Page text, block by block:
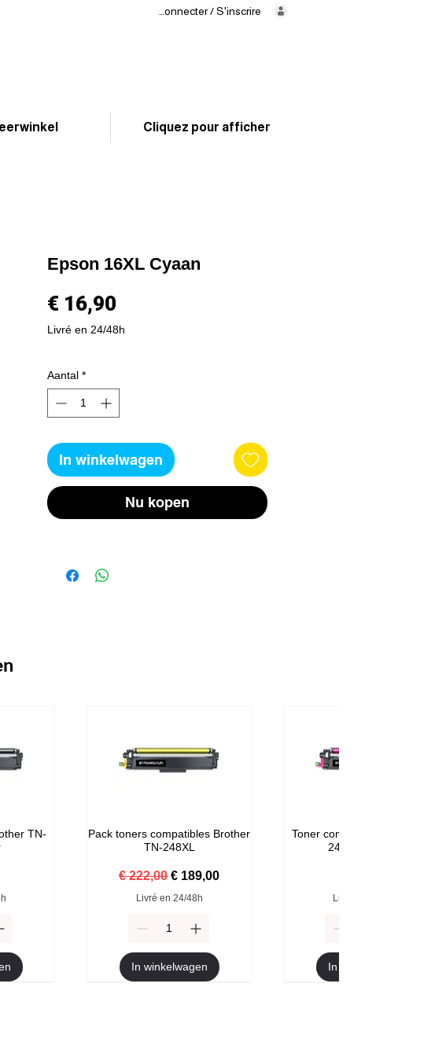
Se connecter / S'inscrire
Cliquez pour afficher
Epson 16XL Cyaan
€ 16,90Prijs
Livré en 24/48h
Aantal *
In winkelwagen
Nu kopen
TN-
Pack toners compatibles Brother
TN-248XL
Normale prijs
€ 222,00 Verkoopprijs
€ 189,00
Livré en 24/48h
In winkelwagen
Toner compatible Brother TN-
248M Magenta
Livré en 24/48h
In winkelwagen